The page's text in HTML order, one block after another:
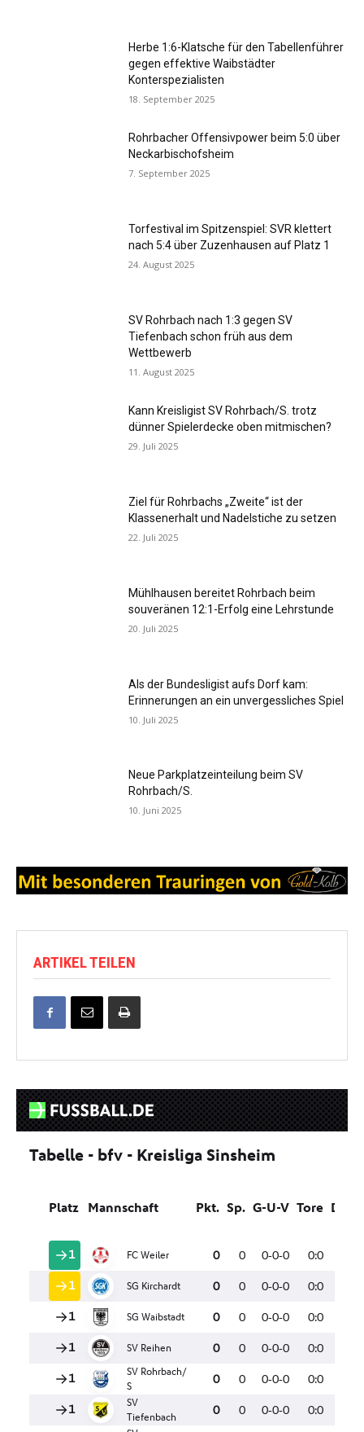
Herbe 1:6-Klatsche für den Tabellenführer
gegen effektive Waibstädter
Konterspezialisten
18. September 2025
Rohrbacher Offensivpower beim 5:0 über
Neckarbischofsheim
7. September 2025
Torfestival im Spitzenspiel: SVR klettert
nach 5:4 über Zuzenhausen auf Platz 1
24. August 2025
SV Rohrbach nach 1:3 gegen SV
Tiefenbach schon früh aus dem
Wettbewerb
11. August 2025
Kann Kreisligist SV Rohrbach/S. trotz
dünner Spielerdecke oben mitmischen?
29. Juli 2025
Ziel für Rohrbachs „Zweite“ ist der
Klassenerhalt und Nadelstiche zu setzen
22. Juli 2025
Mühlhausen bereitet Rohrbach beim
souveränen 12:1-Erfolg eine Lehrstunde
20. Juli 2025
Als der Bundesligist aufs Dorf kam:
Erinnerungen an ein unvergessliches Spiel
10. Juli 2025
Neue Parkplatzeinteilung beim SV
Rohrbach/S.
10. Juni 2025
ARTIKEL TEILEN